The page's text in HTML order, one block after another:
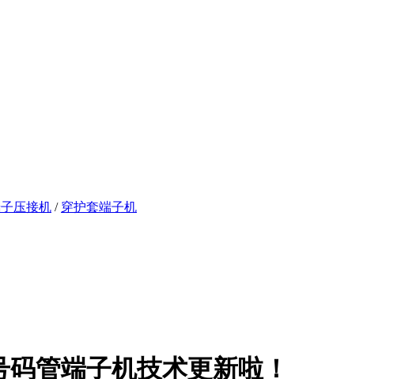
压接机 / 穿护套端子机
管端子机技术更新啦！